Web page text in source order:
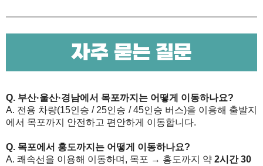
Q. 부산·울산·경남에서 목포까지는 어떻게 이동하나요?
A. 전용 차량(15인승 / 25인승 / 45인승 버스)을 이용해 출발지
에서 목포까지 안전하고 편안하게 이동합니다.
Q. 목포에서 홍도까지는 어떻게 이동하나요?
A. 쾌속선을 이용해 이동하며, 목포 → 홍도까지 약 2시간 30